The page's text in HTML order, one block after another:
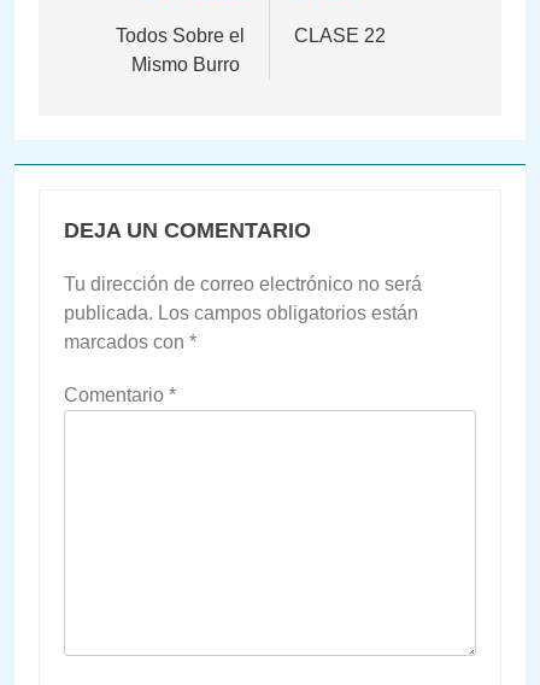
Todos Sobre el
Mismo Burro
CLASE 22
DEJA UN COMENTARIO
Tu dirección de correo electrónico no será
publicada. Los campos obligatorios están
marcados con *
Comentario *